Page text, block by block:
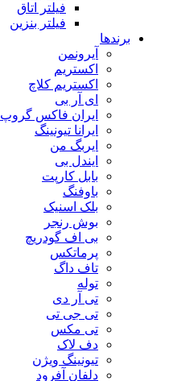
فیلتر اتاق
فیلتر بنزین
برندها
آیرونمن
اکستریم
اکستریم کلاچ
ای آر بی
ایران فاکس گروپ
ایرانا تیونینگ
ایربگ من
ایندل بی
بابل کارپت
باوفنگ
بلک اسنیک
بوش رنجر
بی اف گودریچ
پرماتکس
تاف داگ
توله
تی آر دی
تی جی تی
تی مکس
دف لاک
تیونینگ ویژن
دلفان آفرود